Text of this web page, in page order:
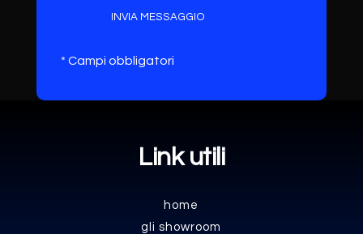
INVIA MESSAGGIO
* Campi obbligatori
Link utili
home
gli showroom